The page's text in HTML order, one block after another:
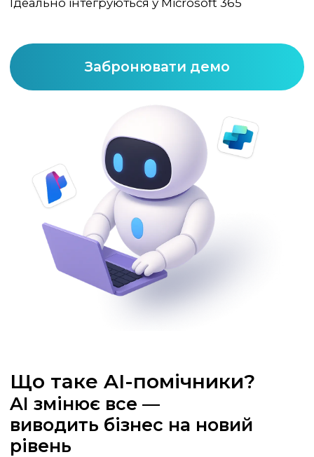
Ідеально інтегруються у Microsoft 365
Забронювати демо
Що таке AI-помічники?
AI змінює все —
виводить бізнес на новий
рівень